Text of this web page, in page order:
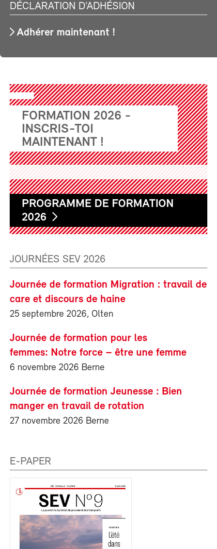
DÉCLARATION D’ADHÉSION
Adhérer maintenant !
FORMATION 2026 -
INSCRIS-TOI
MAINTENANT !
PROGRAMME DE FORMATION
2026
JOURNÉES SEV 2026
Journée de formation Migration : travail de
care et discours de haine
25 septembre 2026, Olten
Journée de formation pour les
femmes: Notre force – être une femme
6 novembre 2026 Berne
Journée de formation Jeunesse : Bien
manger en travail de rotation
27 novembre 2026 Berne
E-PAPER